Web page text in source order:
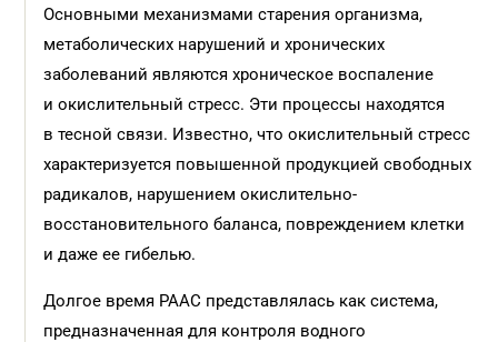
Основными механизмами старения организма,
метаболических нарушений и хронических
заболеваний являются хроническое воспаление
и окислительный стресс. Эти процессы находятся
в тесной связи. Известно, что окислительный стресс
характеризуется повышенной продукцией свободных
радикалов, нарушением окислительно-
восстановительного баланса, повреждением клетки
и даже ее гибелью.
Долгое время РААС представлялась как система,
предназначенная для контроля водного